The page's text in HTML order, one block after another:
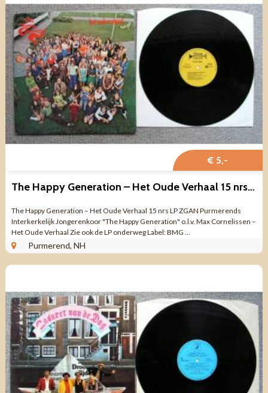
€ 5,-
The Happy Generation – Het Oude Verhaal 15 nrs LP ZGAN
The Happy Generation – Het Oude Verhaal 15 nrs LP ZGAN Purmerends
Interkerkelijk Jongerenkoor "The Happy Generation" o.l.v. Max Cornelissen –
Het Oude Verhaal Zie ook de LP onderweg Label: BMG ...
Purmerend, NH